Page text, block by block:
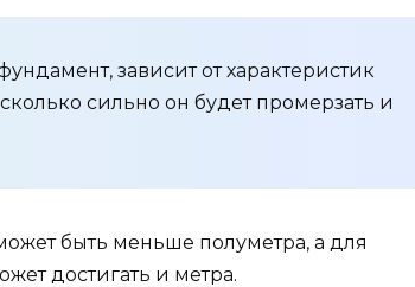
зависит от характеристик
сильно он будет промерзать и
быть меньше полуметра, а для
достигать и метра.